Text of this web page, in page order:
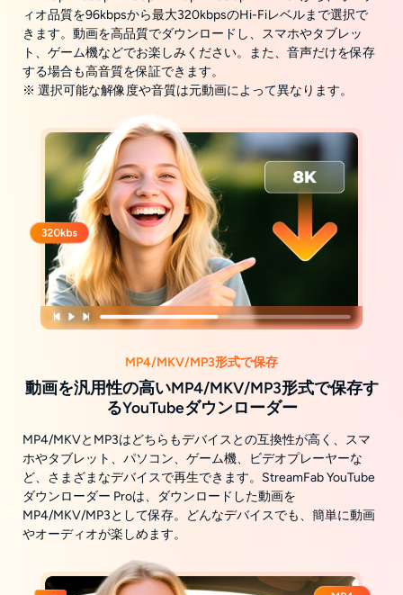
ィオ品質を96kbpsから最大320kbpsのHi-Fiレベルまで選択で
きます。動画を高品質でダウンロードし、スマホやタブレッ
ト、ゲーム機などでお楽しみください。また、音声だけを保存
する場合も高音質を保証できます。
※ 選択可能な解像度や音質は元動画によって異なります。
MP4/MKV/MP3形式で保存
動画を汎用性の高いMP4/MKV/MP3形式で保存す
るYouTubeダウンローダー
MP4/MKVとMP3はどちらもデバイスとの互換性が高く、スマ
ホやタブレット、パソコン、ゲーム機、ビデオプレーヤーな
ど、さまざまなデバイスで再生できます。StreamFab YouTube
ダウンローダー Proは、ダウンロードした動画を
MP4/MKV/MP3として保存。どんなデバイスでも、簡単に動画
やオーディオが楽しめます。